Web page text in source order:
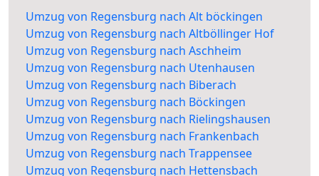
Umzug von Regensburg nach Alt böckingen
Umzug von Regensburg nach Altböllinger Hof
Umzug von Regensburg nach Aschheim
Umzug von Regensburg nach Utenhausen
Umzug von Regensburg nach Biberach
Umzug von Regensburg nach Böckingen
Umzug von Regensburg nach Rielingshausen
Umzug von Regensburg nach Frankenbach
Umzug von Regensburg nach Trappensee
Umzug von Regensburg nach Hettensbach